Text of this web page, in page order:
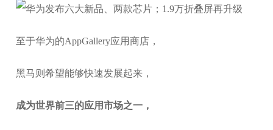
至于华为的AppGallery应用商店，
黑马则希望能够快速发展起来，
成为世界前三的应用市场之一，